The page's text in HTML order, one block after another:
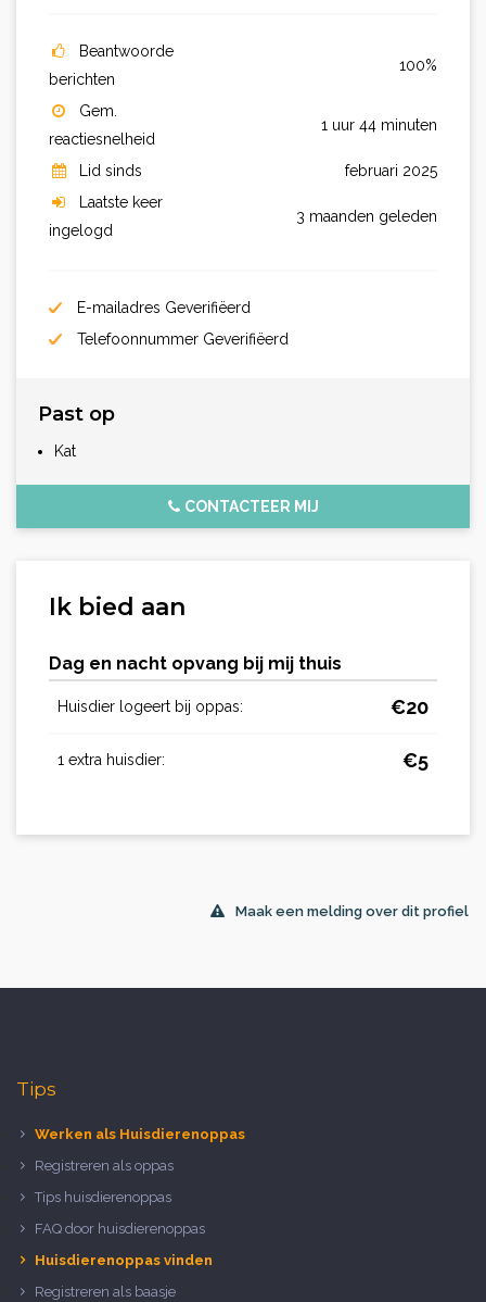
Beantwoorde
berichten
100%
Gem.
reactiesnelheid
1 uur 44 minuten
Lid sinds
februari 2025
Laatste keer
ingelogd
3 maanden geleden
E-mailadres Geverifiëerd
Telefoonnummer Geverifiëerd
Past op
Kat
CONTACTEER MIJ
Ik bied aan
Dag en nacht opvang bij mij thuis
Huisdier logeert bij oppas: €20
1 extra huisdier: €5
Maak een melding over dit profiel
Tips
Werken als Huisdierenoppas
Registreren als oppas
Tips huisdierenoppas
FAQ door huisdierenoppas
Huisdierenoppas vinden
Registreren als baasje